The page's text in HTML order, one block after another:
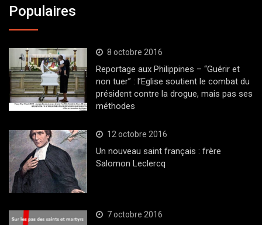
Populaires
8 octobre 2016
Reportage aux Philippines – “Guérir et
non tuer” : l’Eglise soutient le combat du
président contre la drogue, mais pas ses
méthodes
12 octobre 2016
Un nouveau saint français : frère
Salomon Leclercq
7 octobre 2016